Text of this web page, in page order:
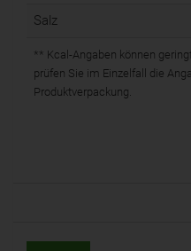
Salz
** Kcal-Angaben können
prüfen Sie im Einzelfall die
Produktverpackung.